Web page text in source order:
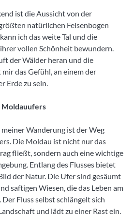
ist die Aussicht von der
natürlichen Felsenbogen
ich das weite Tal und die
vollen Schönheit bewundern.
der Wälder heran und die
das Gefühl, an einem der
Erde zu sein.
Moldauufers
Wanderung ist der Weg
Die Moldau ist nicht nur das
fließt, sondern auch eine wichtige
Entlang des Flusses bietet
der Natur. Die Ufer sind gesäumt
saftigen Wiesen, die das Leben am
Fluss selbst schlängelt sich
und lädt zu einer Rast ein.